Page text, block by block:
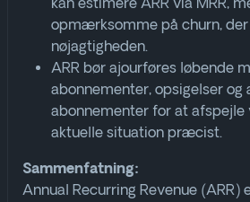
kan estimere ARR via MRR,
opmærksomme på churn,
nøjagtigheden.
ARR bør ajourføres løbende
abonnementer, opsigelser
abonnementer for at afspejle
aktuelle situation præcist.
Sammenfatning:
Annual Recurring Revenue (ARR)